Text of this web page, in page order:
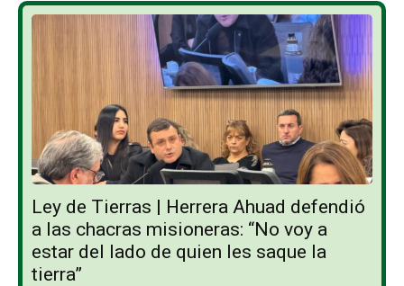
Ley de Tierras | Herrera Ahuad defendió
a las chacras misioneras: “No voy a
estar del lado de quien les saque la
tierra”